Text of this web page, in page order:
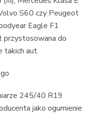
S60 czy Peugeot
Eagle F1
do
takich aut.
245/40 R19
jako ogumienie